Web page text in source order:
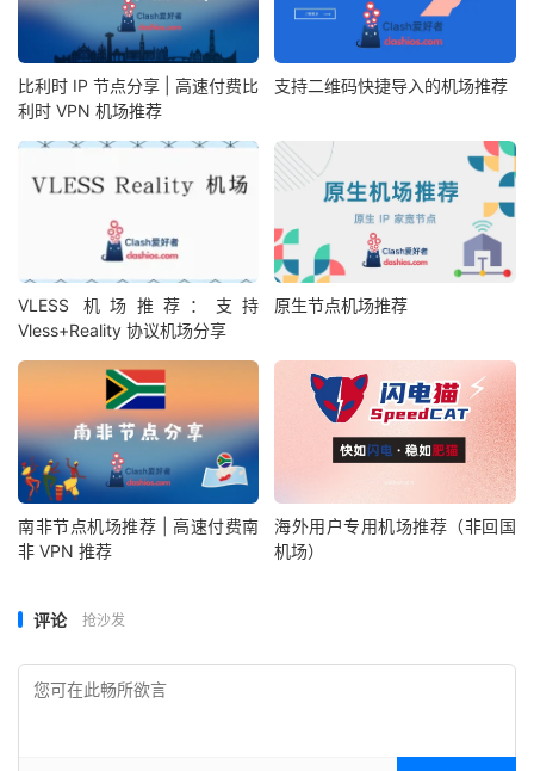
比利时 IP 节点分享 | 高速付费比
利时 VPN 机场推荐
支持二维码快捷导入的机场推荐
VLESS 机场推荐：支持
Vless+Reality 协议机场分享
原生节点机场推荐
南非节点机场推荐 | 高速付费南
非 VPN 推荐
海外用户专用机场推荐（非回国
机场）
评论 抢沙发